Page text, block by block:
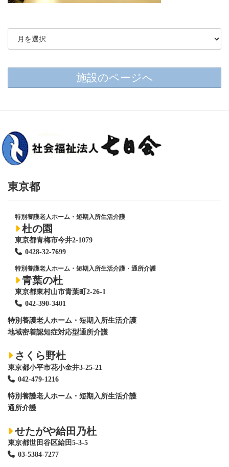
施設のページへ
東京都
特別養護老人ホーム・短期入所生活介護
杜の園
東京都青梅市今井2-1079
0428-32-7699
特別養護老人ホーム・短期入所生活介護 ・ 通所介護
青葉の杜
東京都東村山市青葉町2-26-1
042-390-3401
特別養護老人ホーム ・短期入所生活介護
地域密着認知症対応型通所介護
さくら野杜
東京都小平市花小金井3-25-21
042-479-1216
特別養護老人ホーム ・短期入所生活介護
通所介護
せたがや給田乃杜
東京都世田谷区給田5-3-5
03-5384-7277